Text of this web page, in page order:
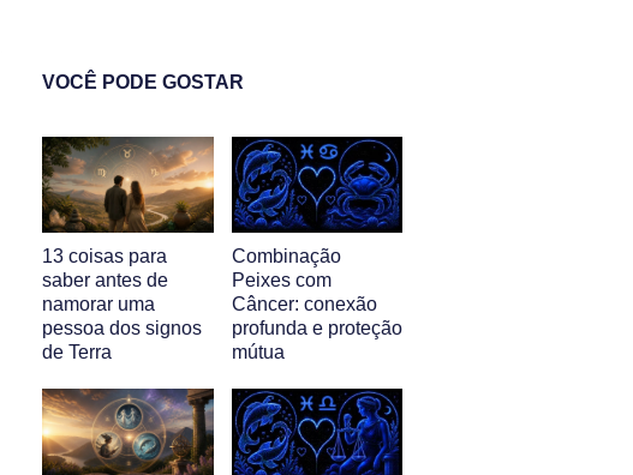
VOCÊ PODE GOSTAR
13 coisas para
saber antes de
namorar uma
pessoa dos signos
de Terra
Combinação
Peixes com
Câncer: conexão
profunda e proteção
mútua